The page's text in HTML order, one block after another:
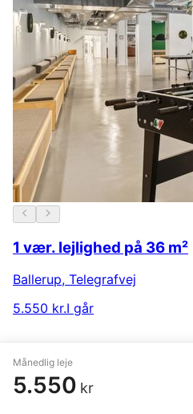
Månedlig leje
5.550 kr
1 vær. lejlighed på 36 m²
Ballerup, Telegrafvej
5.550 kr.I går
Populære søgninger